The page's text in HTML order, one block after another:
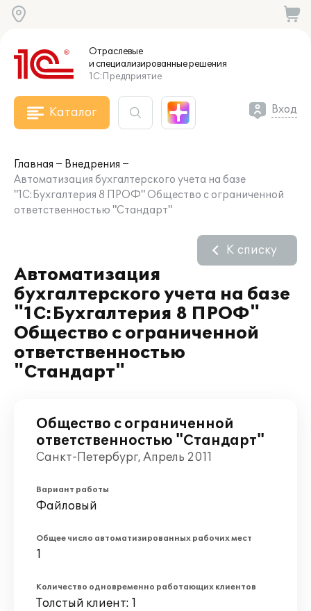
Отраслевые
и специализированныерешения
1С:Предприятие
Каталог Вход
Главная
Внедрения
Автоматизация бухгалтерского учета на базе
"1C:Бухгалтерия 8 ПРОФ" Общество с ограниченной
ответственностью "Стандарт"
Автоматизация
бухгалтерского учета на базе
"1C:Бухгалтерия 8 ПРОФ"
Общество с ограниченной
ответственностью
"Стандарт"
К списку
Общество с ограниченной
ответственностью "Стандарт"
Санкт-Петербург, Апрель 2011
Вариант работы
Файловый
Общее число автоматизированных рабочих мест
1
Количество одновременно работающих клиентов
Толстый клиент: 1